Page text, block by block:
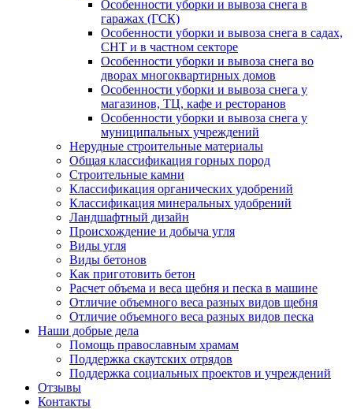
Особенности уборки и вывоза снега в
гаражах (ГСК)
Особенности уборки и вывоза снега в садах,
СНТ и в частном секторе
Особенности уборки и вывоза снега во
дворах многоквартирных домов
Особенности уборки и вывоза снега у
магазинов, ТЦ, кафе и ресторанов
Особенности уборки и вывоза снега у
муниципальных учреждений
Нерудные строительные материалы
Общая классификация горных пород
Строительные камни
Классификация органических удобрений
Классификация минеральных удобрений
Ландшафтный дизайн
Происхождение и добыча угля
Виды угля
Виды бетонов
Как приготовить бетон
Расчет объема и веса щебня и песка в машине
Отличие объемного веса разных видов щебня
Отличие объемного веса разных видов песка
Наши добрые дела
Помощь православным храмам
Поддержка скаутских отрядов
Поддержка социальных проектов и учреждений
Отзывы
Контакты